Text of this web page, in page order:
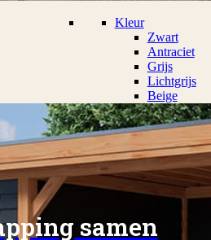
Kleur
Zwart
Antraciet
Grijs
Lichtgrijs
Beige
samen